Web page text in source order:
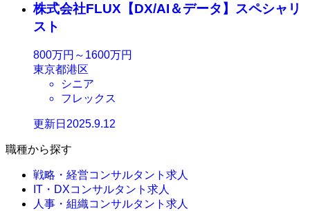
株式会社FLUX【DX/AI＆データ】スペシャリ
スト
800万円～1600万円
東京都港区
シニア
フレックス
更新日2025.9.12
職種から探す
戦略・経営コンサルタント求人
IT・DXコンサルタント求人
人事・組織コンサルタント求人